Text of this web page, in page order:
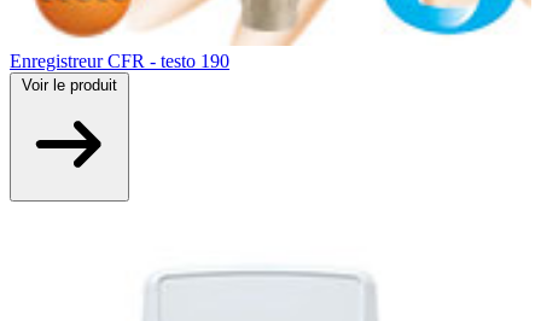
Enregistreur CFR - testo 190
Voir le produit